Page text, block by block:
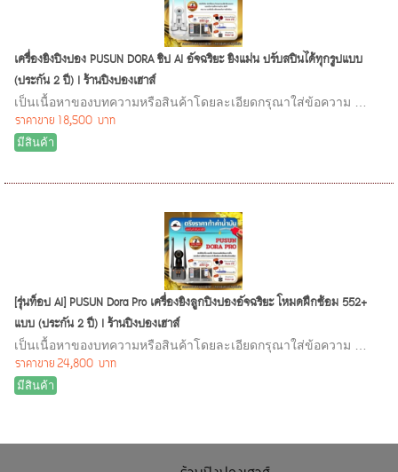
เครื่องยิงปิงปอง PUSUN DORA ชิป AI อัจฉริยะ ยิงแม่น ปรับสปินได้ทุกรูปแบบ
(ประกัน 2 ปี) I ร้านปิงปองเฮาส์
เป็นเนื้อหาของบทความหรือสินค้าโดยละเอียดกรุณาใส่ข้อความ …
ราคาขาย 18,500 บาท
มีสินค้า
[รุ่นท็อป AI] PUSUN Dora Pro เครื่องยิงลูกปิงปองอัจฉริยะ โหมดฝึกซ้อม 552+
แบบ (ประกัน 2 ปี) I ร้านปิงปองเฮาส์
เป็นเนื้อหาของบทความหรือสินค้าโดยละเอียดกรุณาใส่ข้อความ …
ราคาขาย24,800 บาท
มีสินค้า